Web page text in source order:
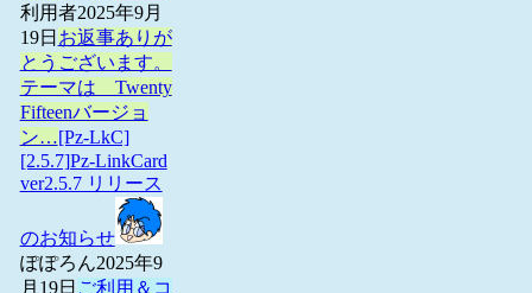
利用者2025年9月
19日 お返事ありが
とうございます。
テーマは Twenty
Fifteenバージョ
ン…[Pz-LkC]
[2.5.7]Pz-LinkCard
ver2.5.7 リリース
のお知らせ
ぽぽろん2025年9
月19日 ご利用＆コ